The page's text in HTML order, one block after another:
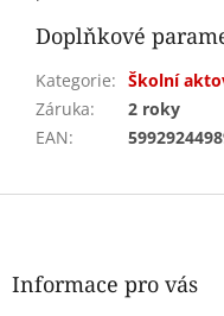
Doplňkové
Kategorie: Školní
Záruka:
2 roky
EAN:
Z
Informace pro vás